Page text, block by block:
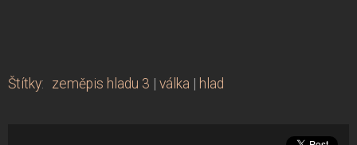
Štítky: zeměpis hladu 3 | válka | hlad